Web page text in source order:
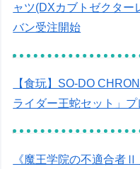
ャツ(DXカブトゼクター
バン受注開始
【食玩】SO-DO
ライダー王蛇セット」
《魔王学院の不適合者